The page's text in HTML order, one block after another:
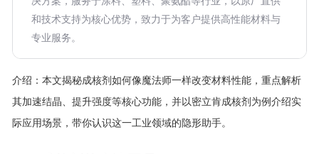
和技术支持为核心优势，致力于为客户提供高性能材料与
专业服务。
介绍： 本文揭秘成核剂如何像魔法师一样改变材料性能，重点解析
其加速结晶、提升强度等核心功能，并以密立肯成核剂为例介绍实
际应用场景，带你认识这一工业领域的隐形助手。